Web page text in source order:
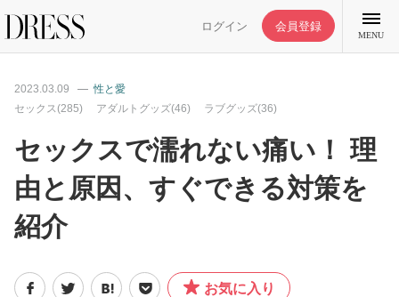
ログイン 会員登録
MENU
ライフスタイル
2023.03.09
性と愛
セックス(285)
アダルトグッズ(46) ラブグッズ(36)
セックスで濡れない痛い！ 理
由と原因、すぐできる対策を
紹介
お気に入り